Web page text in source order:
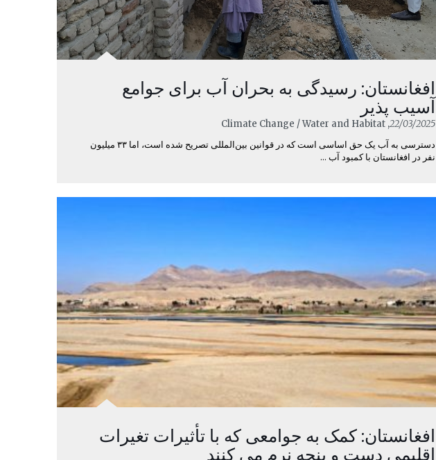
افغانستان: رسیدگی به بحران آب برای جوامع
آسیب پذیر
22/03/2025
, Climate Change / Water and Habitat
دسترسی به آب یک حق اساسی است که در قوانین بین‌المللی تصریح شده است، اما ۳۳ میلیون
نفر در افغانستان با کمبود آب ...
افغانستان: کمک به جوامعی که با تأثیرات تغیرات
اقلیمی دست و پنجه نرم می کنند